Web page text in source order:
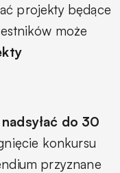
projekty będące
może
do 30
konkursu
przyznane